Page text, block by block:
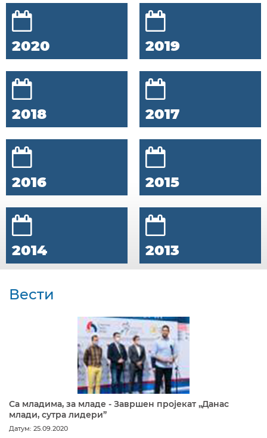
2020 2019
2018 2017
2016 2015
2014 2013
Вести
Са младима, за младе - Завршен пројекат „Данас
млади, сутра лидери”
Датум: 25.09.2020